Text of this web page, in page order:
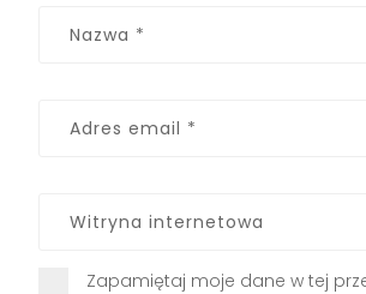
Zapamiętaj moje dane w tej